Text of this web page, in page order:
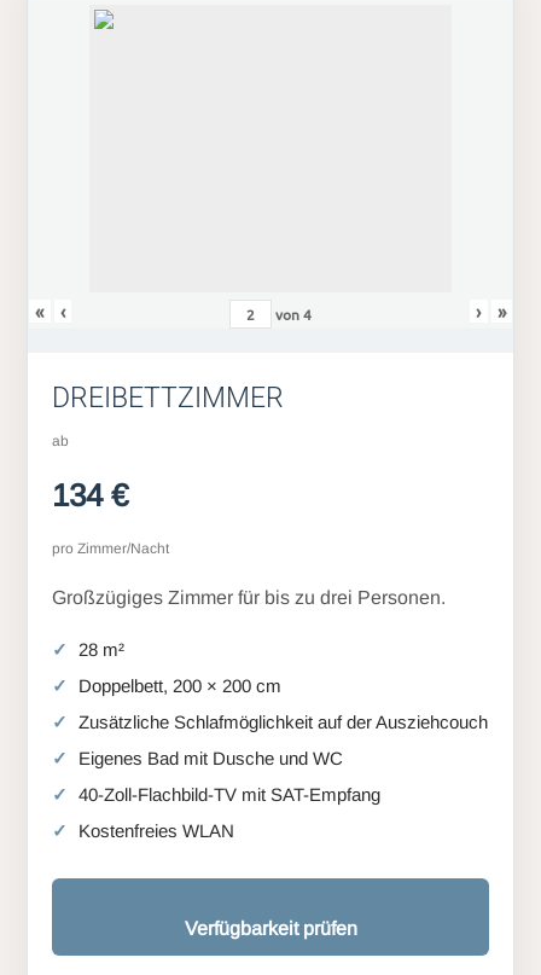
« ‹ von4 › »
DREIBETTZIMMER
ab
134 €
pro Zimmer/Nacht
Großzügiges Zimmer für bis zu drei Personen.
28 m²
Doppelbett, 200 × 200 cm
Zusätzliche Schlafmöglichkeit auf der Ausziehcouch
Eigenes Bad mit Dusche und WC
40-Zoll-Flachbild-TV mit SAT-Empfang
Kostenfreies WLAN
Verfügbarkeit prüfen